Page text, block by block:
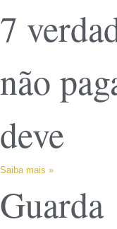
7
não
deve
Saiba mais »
Guarda